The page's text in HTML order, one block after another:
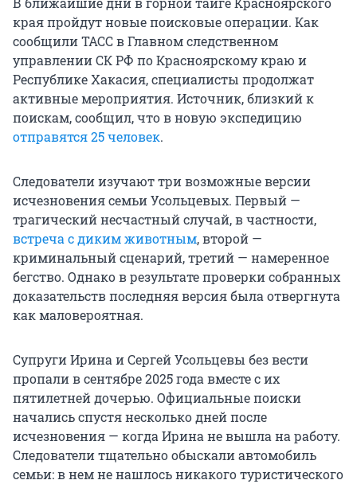
края пройдут новые поисковые операции. Как
сообщили ТАСС в Главном следственном
управлении СК РФ по Красноярскому краю и
Республике Хакасия, специалисты продолжат
активные мероприятия. Источник, близкий к
поискам, сообщил, что в новую экспедицию
отправятся 25 человек.
Следователи изучают три возможные версии
исчезновения семьи Усольцевых. Первый —
трагический несчастный случай, в частности,
встреча с диким животным, второй —
криминальный сценарий, третий — намеренное
бегство. Однако в результате проверки собранных
доказательств последняя версия была отвергнута
как маловероятная.
Супруги Ирина и Сергей Усольцевы без вести
пропали в сентябре 2025 года вместе с их
пятилетней дочерью. Официальные поиски
начались спустя несколько дней после
исчезновения — когда Ирина не вышла на работу.
Следователи тщательно обыскали автомобиль
семьи: в нем не нашлось никакого туристического